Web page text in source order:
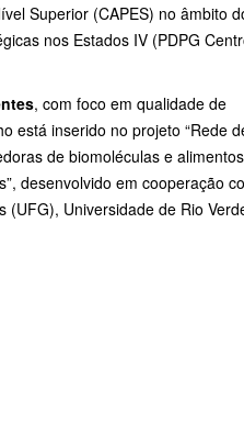
Superior (CAPES) no âmbito
nos Estados IV (PDPG
, com foco em qualidade de
está inserido no projeto “Rede
de biomoléculas e
desenvolvido em cooperação
(UFG), Universidade de Rio